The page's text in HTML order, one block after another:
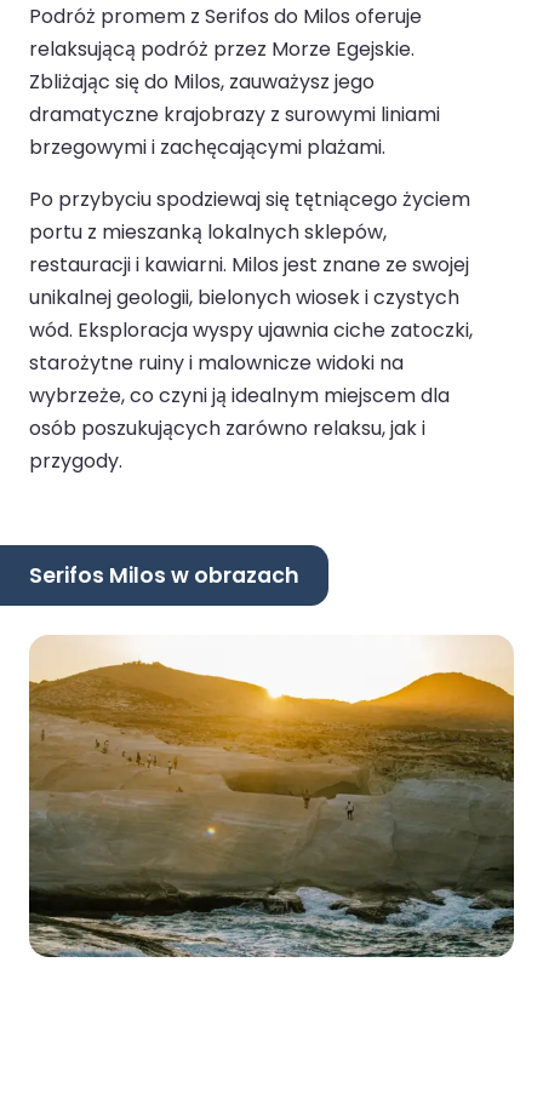
Podróż promem z Serifos do Milos oferuje
relaksującą podróż przez Morze Egejskie.
Zbliżając się do Milos, zauważysz jego
dramatyczne krajobrazy z surowymi liniami
brzegowymi i zachęcającymi plażami.
Po przybyciu spodziewaj się tętniącego życiem
portu z mieszanką lokalnych sklepów,
restauracji i kawiarni. Milos jest znane ze swojej
unikalnej geologii, bielonych wiosek i czystych
wód. Eksploracja wyspy ujawnia ciche zatoczki,
starożytne ruiny i malownicze widoki na
wybrzeże, co czyni ją idealnym miejscem dla
osób poszukujących zarówno relaksu, jak i
przygody.
Serifos Milos w obrazach